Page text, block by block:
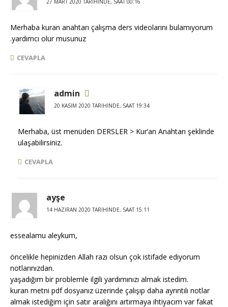
Merhaba kuran anahtarı çalışma ders videolarını bulamıyorum
.yardımcı olur musunuz
CEVAPLA
admin
20 KASIM 2020 TARIHINDE, SAAT 19:34
Merhaba, üst menüden DERSLER > Kur’an Anahtarı şeklinde
ulaşabilirsiniz.
CEVAPLA
ayşe
14 HAZIRAN 2020 TARIHINDE, SAAT 15:11
essealamu aleykum,
öncelikle hepinizden Allah razı olsun çok istifade ediyorum
notlarınızdan.
yaşadığım bir problemle ilgili yardımınızı almak istedim.
kuran metni pdf dosyanız üzerinde çalışıp daha ayrıntılı notlar
almak istediğim için satır aralığını artırmaya ihtiyacım var fakat